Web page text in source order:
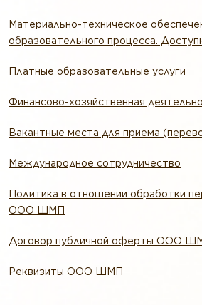
Материально-техническое
образовательного процесса.
Платные образовательные услуги
Финансово-хозяйственная
Вакантные места для приема
Международное сотрудничество
Политика в отношении обработки
ООО ШМП
Договор публичной оферты ООО
Реквизиты ООО ШМП